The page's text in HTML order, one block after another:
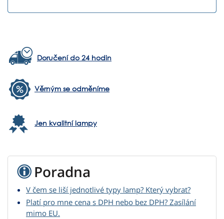
Doručení do 24 hodin
Věrným se odměníme
Jen kvalitní lampy
Poradna
V čem se liší jednotlivé typy lamp? Který vybrat?
Platí pro mne cena s DPH nebo bez DPH? Zasílání
mimo EU.